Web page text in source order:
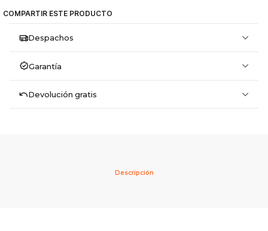
COMPARTIR ESTE PRODUCTO
Despachos
Garantía
Devolución gratis
Descripción